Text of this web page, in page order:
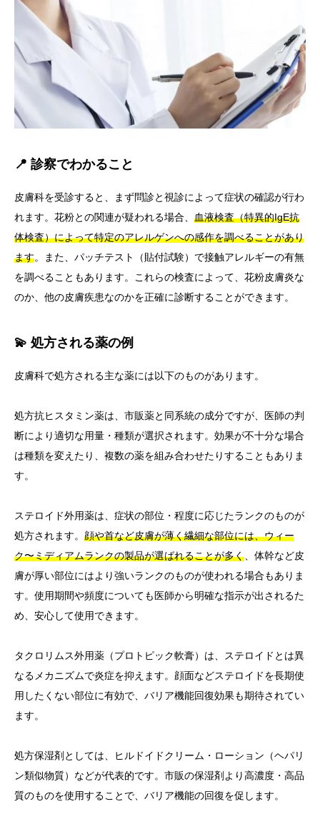
📍 診察でわかること
皮膚科を受診すると、まず問診と視診によって症状の確認が行わ
れます。花粉との関連が疑われる場合、 血液検査（特異的IgE抗
体検査）によって特定のアレルゲンへの感作を調べることがあり
ます。また、パッチテスト（貼付試験）で接触アレルギーの有無
を調べることもあります。これらの検査によって、花粉皮膚炎な
のか、他の皮膚疾患なのかを正確に診断することができます。
💫 処方される薬の例
皮膚科で処方される主な薬には以下のものがあります。
処方抗ヒスタミン薬は、市販薬と同系統の成分ですが、医師の判
断により適切な用量・種類が選択されます。効果が不十分な場合
は種類を変えたり、複数の薬を組み合わせたりすることもありま
す。
ステロイド外用薬は、症状の部位・程度に応じたランクのものが
処方されます。 顔や首など皮膚が薄く繊細な部位には、ウィー
ク〜ミディアムランクの製品が選ばれることが多く 、体幹など皮
膚が厚い部位にはより強いランクのものが使われる場合もありま
す。使用期間や頻度についても医師から明確な指示が出されるた
め、安心して使用できます。
タクロリムス外用薬（プロトピック軟膏）は、ステロイドとは異
なるメカニズムで炎症を抑えます。顔面などステロイドを長期使
用したくない部位に有効で、バリア機能回復効果も期待されてい
ます。
処方保湿剤としては、ヒルドイドクリーム・ローション（ヘパリ
ン類似物質）などが代表的です。市販の保湿剤より高濃度・高品
質のものを使用することで、バリア機能の回復を促します。